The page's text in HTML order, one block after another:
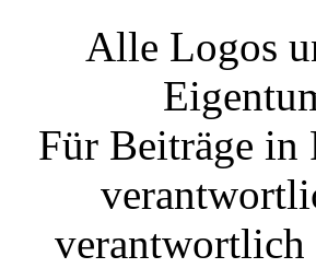
Alle Logos
Für Beiträge in
verantwortlich